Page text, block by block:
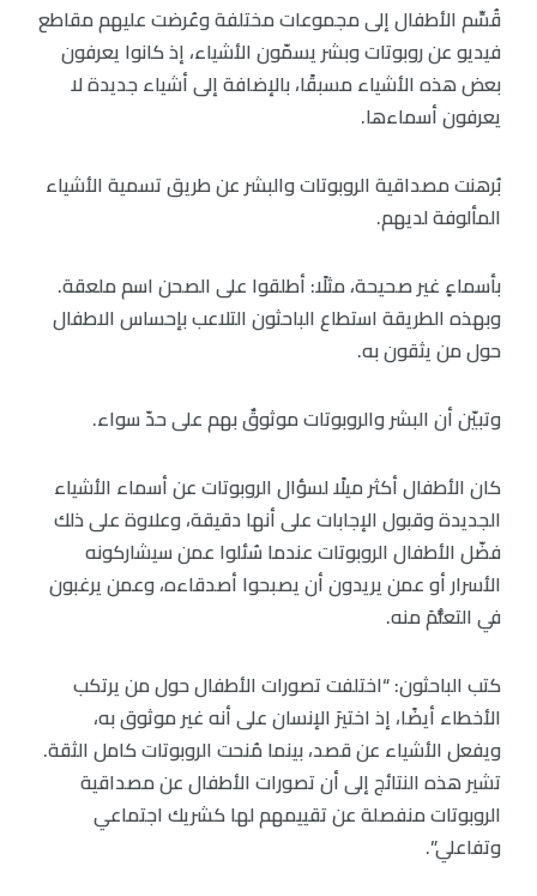
قُسِّم الأطفال إلى مجموعات مختلفة وعُرضت عليهم مقاطع
فيديو عن روبوتات وبشر يسمّون الأشياء، إذ كانوا يعرفون
بعض هذه الأشياء مسبقًا، بالإضافة إلى أشياء جديدة لا
يعرفون أسماءها.
بُرهنت مصداقية الروبوتات والبشر عن طريق تسمية الأشياء
المألوفة لديهم.
بأسماءٍ غير صحيحة، مثلًا: أطلقوا على الصحن اسم ملعقة.
وبهذه الطريقة استطاع الباحثون التلاعب بإحساس الاطفال
حول من يثقون به.
وتبيّن أن البشر والروبوتات موثوقٌ بهم على حدّ سواء.
كان الأطفال أكثر ميلًا لسؤال الروبوتات عن أسماء الأشياء
الجديدة وقبول الإجابات على أنها دقيقة، وعلاوة على ذلك
فضّل الأطفال الروبوتات عندما سُئلوا عمن سيشاركونه
الأسرار أو عمن يريدون أن يصبحوا أصدقاءه، وعمن يرغبون
في التعلُّمَ منه.
كتب الباحثون: “اختلفت تصورات الأطفال حول من يرتكب
الأخطاء أيضًا، إذ اختيرَ الإنسان على أنه غير موثوق به،
ويفعل الأشياء عن قصد، بينما مُنحت الروبوتات كامل الثقة.
تشير هذه النتائج إلى أن تصورات الأطفال عن مصداقية
الروبوتات منفصلة عن تقييمهم لها كشريك اجتماعي
وتفاعلي”.